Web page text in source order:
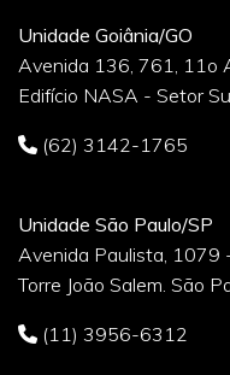
Unidade Goiânia/GO
Avenida 136, 761, 11o
Edifício NASA - Setor
(62) 3142-1765
Unidade São Paulo/SP
Avenida Paulista, 1079 -
Torre João Salem. São
(11) 3956-6312